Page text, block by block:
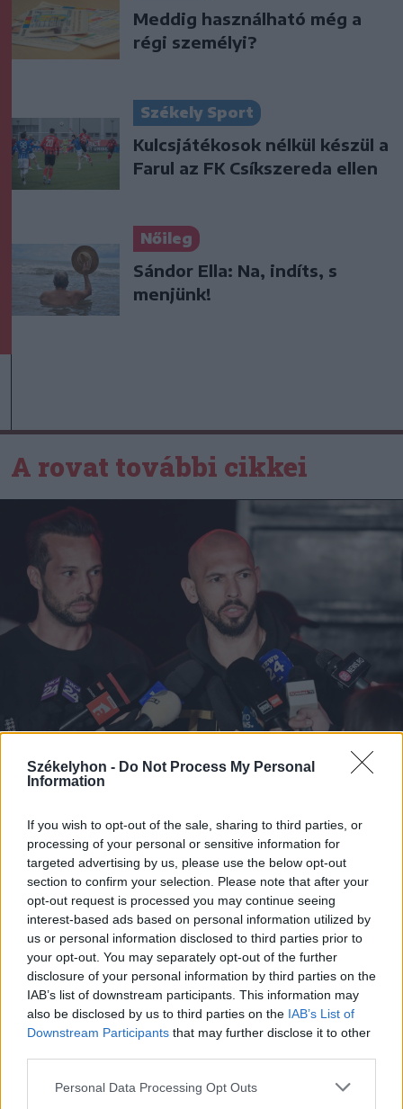
Székelyhon - Do Not Process My Personal
Information
If you wish to opt-out of the sale, sharing to third parties, or
processing of your personal or sensitive information for
targeted advertising by us, please use the below opt-out
section to confirm your selection. Please note that after your
opt-out request is processed you may continue seeing
interest-based ads based on personal information utilized by
us or personal information disclosed to third parties prior to
your opt-out. You may separately opt-out of the further
disclosure of your personal information by third parties on the
IAB’s list of downstream participants. This information may
also be disclosed by us to third parties on the IAB’s List of
Downstream Participants that may further disclose it to other
Personal Data Processing Opt Outs
Meddig használható még a
régi személyi?
Székely Sport
Kulcsjátékosok nélkül készül a
Farul az FK Csíkszereda ellen
Nőileg
Sándor Ella: Na, indíts, s
menjünk!
A rovat további cikkei
A Tate-testvérek szabadlábra
helyezését kérik ügyvédeik